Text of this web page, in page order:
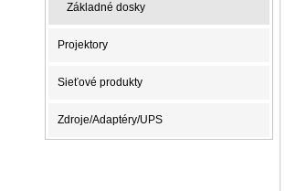
Základné dosky
Projektory
Sieťové produkty
Zdroje/Adaptéry/UPS